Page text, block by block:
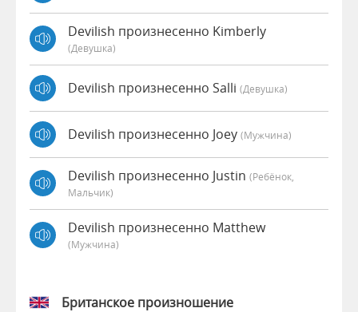
Devilish произнесенно Kimberly
(девушка)
Devilish произнесенно Salli (девушка)
Devilish произнесенно Joey (мужчина)
Devilish произнесенно Justin (Ребёнок,
Мальчик)
Devilish произнесенно Matthew
(мужчина)
Британское произношение